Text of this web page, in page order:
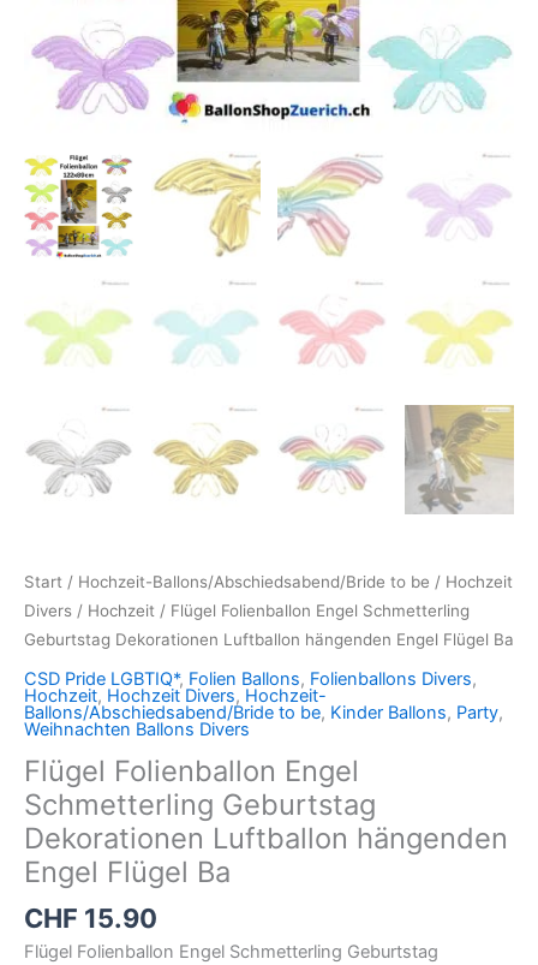
Start / Hochzeit-Ballons/Abschiedsabend/Bride to be / Hochzeit
Divers / Hochzeit / Flügel Folienballon Engel Schmetterling
Geburtstag Dekorationen Luftballon hängenden Engel Flügel Ba
CSD Pride LGBTIQ*, Folien Ballons, Folienballons Divers,
Hochzeit, Hochzeit Divers, Hochzeit-
Ballons/Abschiedsabend/Bride to be, Kinder Ballons, Party,
Weihnachten Ballons Divers
Flügel Folienballon Engel
Schmetterling Geburtstag
Dekorationen Luftballon hängenden
Engel Flügel Ba
CHF 15.90
Flügel Folienballon Engel Schmetterling Geburtstag